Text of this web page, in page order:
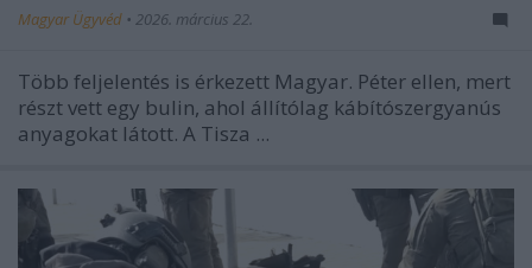
Magyar Ügyvéd • 2026. március 22.
Több feljelentés is érkezett Magyar. Péter ellen, mert
részt vett egy bulin, ahol állítólag kábítószergyanús
anyagokat látott. A Tisza ...